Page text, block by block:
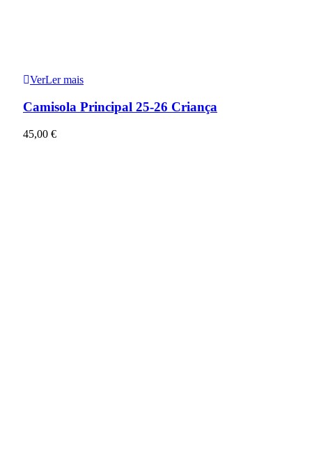
VerLer mais
Camisola Principal 25-26 Criança
45,00 €